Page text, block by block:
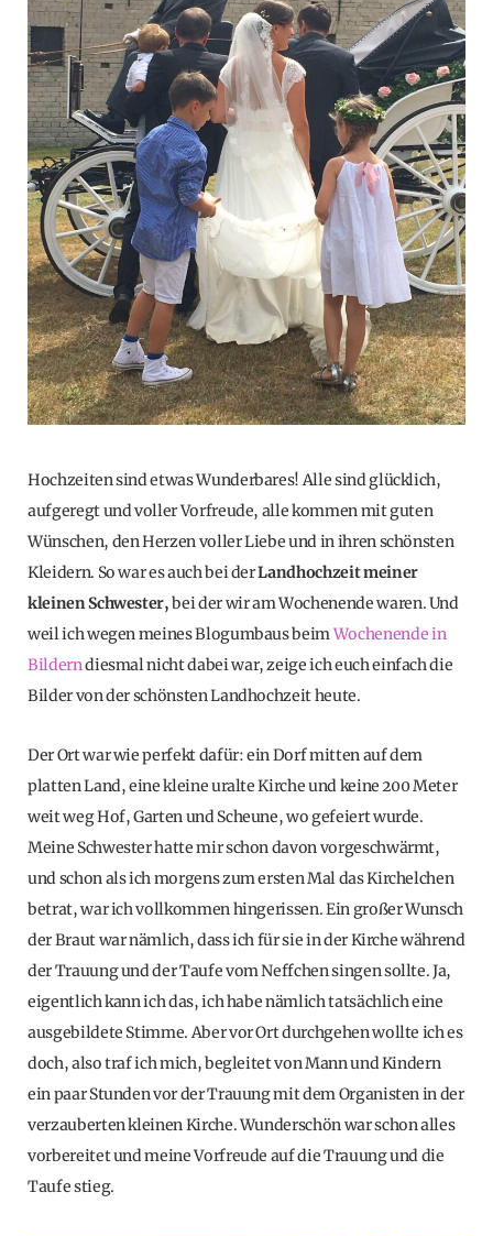
Hochzeiten sind etwas Wunderbares! Alle sind glücklich,
aufgeregt und voller Vorfreude, alle kommen mit guten
Wünschen, den Herzen voller Liebe und in ihren schönsten
Kleidern. So war es auch bei derLandhochzeit meiner
kleinen Schwester,bei der wir am Wochenende waren. Und
weil ich wegen meines Blogumbaus beimWochenende in
Bilderndiesmal nicht dabei war, zeige ich euch einfach die
Bilder von der schönsten Landhochzeit heute.
Der Ort war wie perfekt dafür: ein Dorf mitten auf dem
platten Land, eine kleine uralte Kirche und keine 200 Meter
weit weg Hof, Garten und Scheune, wo gefeiert wurde.
Meine Schwester hatte mir schon davon vorgeschwärmt,
und schon als ich morgens zum ersten Mal das Kirchelchen
betrat, war ich vollkommen hingerissen. Ein großer Wunsch
der Braut war nämlich, dass ich für sie in der Kirche während
der Trauung und der Taufe vom Neffchen singen sollte. Ja,
eigentlich kann ich das, ich habe nämlich tatsächlich eine
ausgebildete Stimme. Aber vor Ort durchgehen wollte ich es
doch, also traf ich mich, begleitet von Mann und Kindern
ein paar Stunden vor der Trauung mit dem Organisten in der
verzauberten kleinen Kirche. Wunderschön war schon alles
vorbereitet und meine Vorfreude auf die Trauung und die
Taufe stieg.